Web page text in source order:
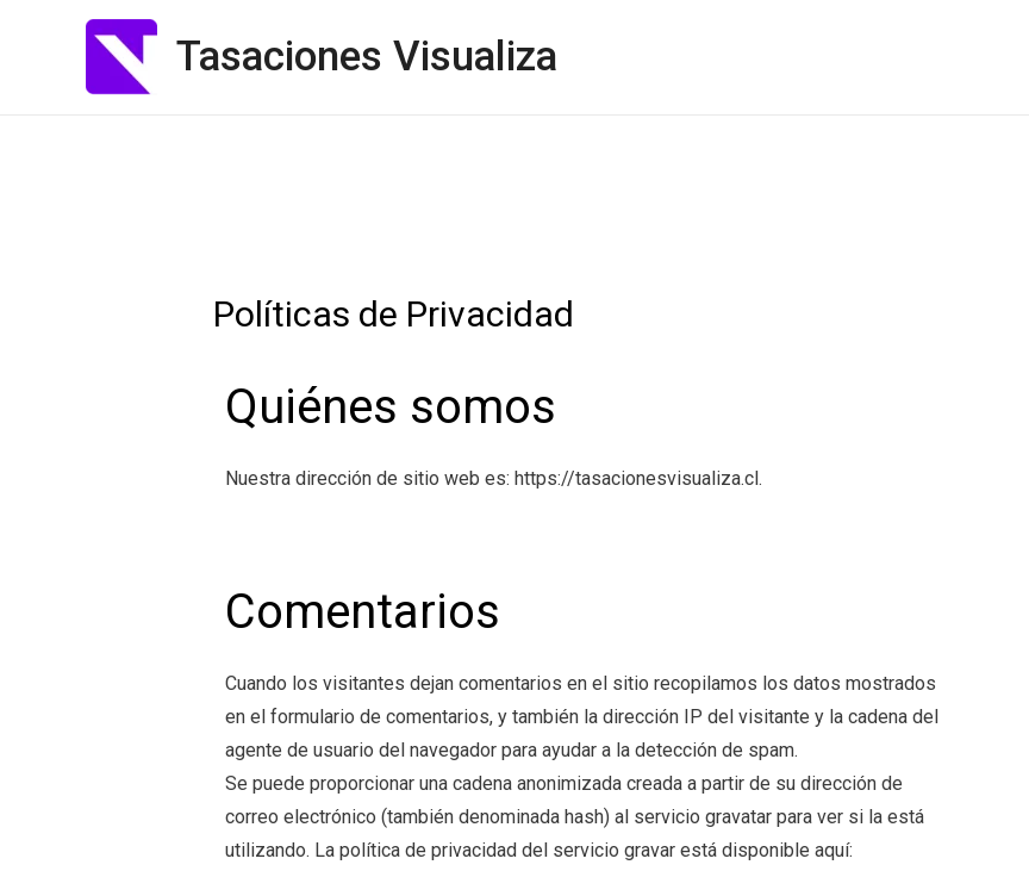
Tasaciones Visualiza
Políticas de Privacidad
Quiénes somos
Nuestra dirección de sitio web es: https://tasacionesvisualiza.cl.
Comentarios
Cuando los visitantes dejan comentarios en el sitio recopilamos los datos mostrados
en el formulario de comentarios, y también la dirección IP del visitante y la cadena del
agente de usuario del navegador para ayudar a la detección de spam.
Se puede proporcionar una cadena anonimizada creada a partir de su dirección de
correo electrónico (también denominada hash) al servicio gravatar para ver si la está
utilizando. La política de privacidad del servicio gravar está disponible aquí: